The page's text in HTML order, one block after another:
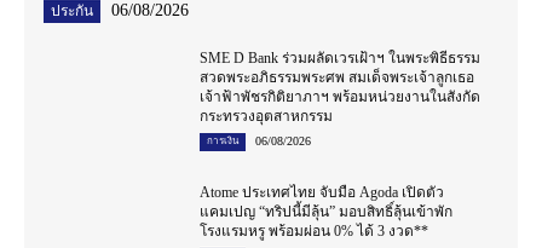
ประกัน 06/08/2026
SME D Bank ร่วมผลัดเวรเฝ้าฯ ในพระพิธีธรรม
สวดพระอภิธรรมพระศพ สมเด็จพระเจ้าลูกเธอ
เจ้าฟ้าพัชรกิติยาภาฯ พร้อมหน่วยงานในสังกัด
กระทรวงอุตสาหกรรม
การเงิน 06/08/2026
Atome ประเทศไทย จับมือ Agoda เปิดตัว
แคมเปญ “ทริปนี้มีลุ้น” มอบสิทธิ์ลุ้นเข้าพัก
โรงแรมหรู พร้อมผ่อน 0% ได้ 3 งวด**